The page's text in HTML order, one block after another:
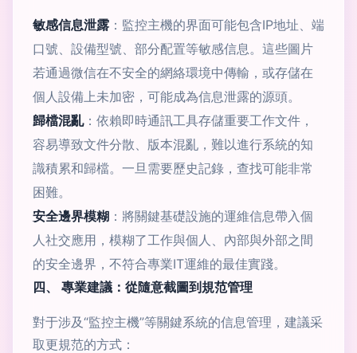
敏感信息泄露 ：監控主機的界面可能包含IP地址、端
口號、設備型號、部分配置等敏感信息。這些圖片
若通過微信在不安全的網絡環境中傳輸，或存儲在
個人設備上未加密，可能成為信息泄露的源頭。
歸檔混亂：依賴即時通訊工具存儲重要工作文件，
容易導致文件分散、版本混亂，難以進行系統的知
識積累和歸檔。一旦需要歷史記錄，查找可能非常
困難。
安全邊界模糊 ：將關鍵基礎設施的運維信息帶入個
人社交應用，模糊了工作與個人、內部與外部之間
的安全邊界，不符合專業IT運維的最佳實踐。
四、 專業建議：從隨意截圖到規范管理
對于涉及“監控主機”等關鍵系統的信息管理，建議采
取更規范的方式：